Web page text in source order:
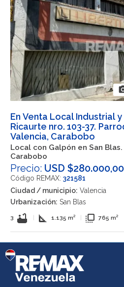
En Venta Local Industrial
Ricaurte nro. 103-37. Parroquia San Blas de
Valencia, Carabobo
Local con Galpón en San
Carabobo
Precio: USD $280.000,00
Código REMAX: 321581
Ciudad / municipio: Valencia
Urbanización: San Blas
3 bathtub square_foot 1.135 m² flip_to_front 765 m²